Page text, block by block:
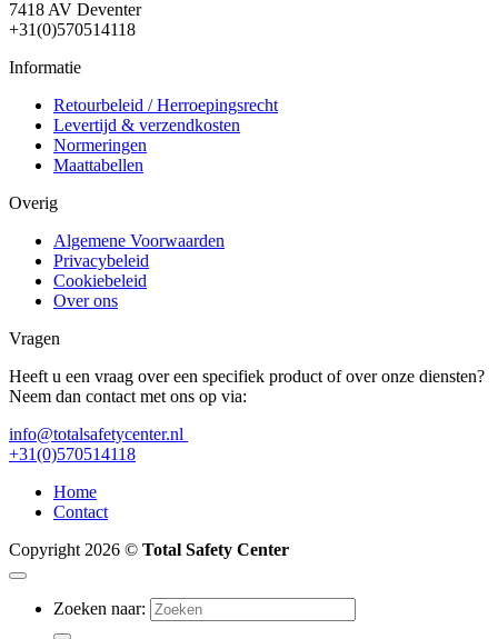
7418 AV Deventer
+31(0)570514118
Informatie
Retourbeleid / Herroepingsrecht
Levertijd & verzendkosten
Normeringen
Maattabellen
Overig
Algemene Voorwaarden
Privacybeleid
Cookiebeleid
Over ons
Vragen
Heeft u een vraag over een specifiek product of over onze diensten?
Neem dan contact met ons op via:
info@totalsafetycenter.nl
+31(0)570514118
Home
Contact
Copyright 2026 © Total Safety Center
Zoeken naar: